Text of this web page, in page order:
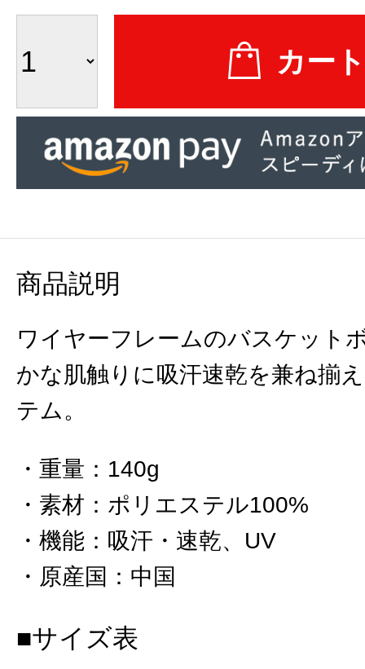
商品説明
ワイヤーフレームのバスケット
かな肌触りに吸汗速乾を兼ね揃
テム。
重量 ： 140g
素材 ： ポリエステル100%
機能 ： 吸汗・速乾、UV
原産国 ： 中国
■サイズ表